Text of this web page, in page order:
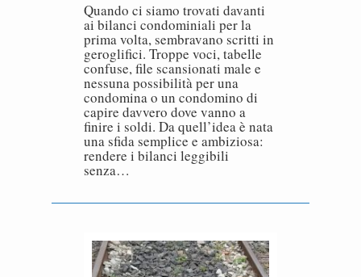
Quando ci siamo trovati davanti
ai bilanci condominiali per la
prima volta, sembravano scritti in
geroglifici. Troppe voci, tabelle
confuse, file scansionati male e
nessuna possibilità per una
condomina o un condomino di
capire davvero dove vanno a
finire i soldi. Da quell’idea è nata
una sfida semplice e ambiziosa:
rendere i bilanci leggibili
senza…